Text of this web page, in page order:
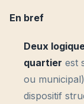
En bref
Deux
quartier est
ou
dispositif